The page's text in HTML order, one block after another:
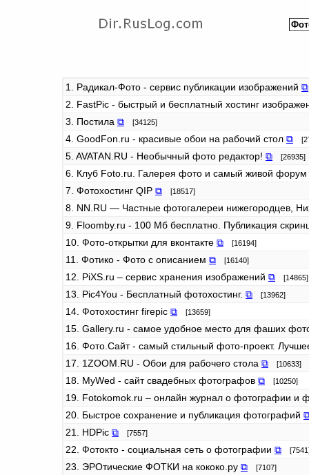
1. Радикал-Фото - сервис публикации изображений ⧉
2. FastPic - быстрый и бесплатный хостинг
3. Постила ⧉ [34125]
4. GoodFon.ru - красивые обои на рабочий стол ⧉
5. AVATAN.RU - Необычный фото редактор! ⧉ [26935]
6. Клуб Foto.ru. Галерея фото и самый живой
7. Фотохостинг QIP ⧉ [18517]
8. NN.RU — Частные фотогалереи нижегородцев,
9. Floomby.ru - 100 Мб бесплатно. Публикация
10. Фото-открытки для вконтакте ⧉ [16194]
11. Фотико - Фото с описанием ⧉ [16140]
12. PiXS.ru – сервис хранения изображений ⧉ [14865]
13. Pic4You - Бесплатный фотохостинг. ⧉ [13962]
14. Фотохостинг firepic ⧉ [13659]
15. Gallery.ru - самое удобное место для фаших
16. Фото.Сайт - самый стильный фото-проект.
17. 1ZOOM.RU - Обои для рабочего стола ⧉ [10633]
18. MyWed - сайт свадебных фотографов ⧉ [10250]
19. Fotokomok.ru – онлайн журнал о фотографии и
20. Быстрое сохранение и публикация фотографий
21. HDPic ⧉ [7557]
22. Фотокто - социальная сеть о фотографии ⧉
23. ЭРОтические ФОТКИ на кококо.ру ⧉ [7107]